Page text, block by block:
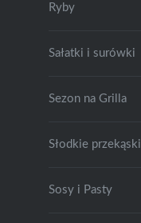
Ryby
Sałatki i surówki
Sezon na Grilla
Słodkie przekąski
Sosy i Pasty